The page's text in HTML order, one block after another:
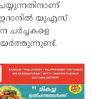
ഇറാനിൽ യുഎസ്
ചർച്ചകളെ